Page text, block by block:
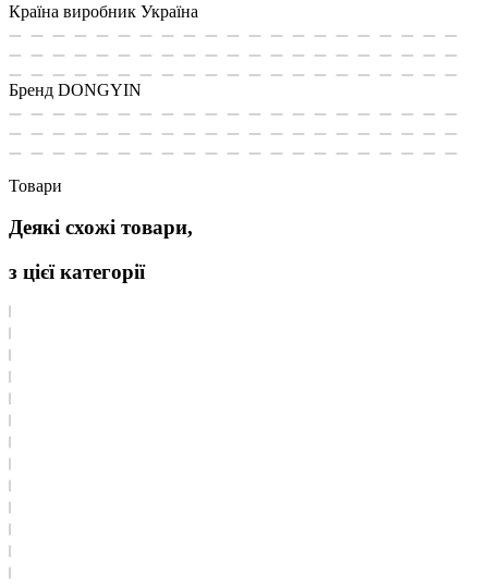
Країна виробник Україна
Бренд DONGYIN
Товари
Деякі схожі товари,
з цієї категорії